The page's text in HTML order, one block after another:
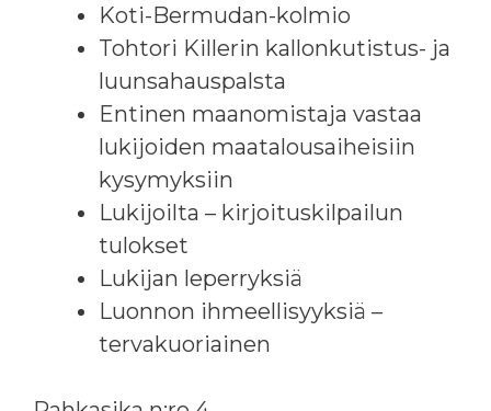
Koti-Bermudan-kolmio
Tohtori Killerin kallonkutistus- ja
luunsahauspalsta
Entinen maanomistaja vastaa
lukijoiden maatalousaiheisiin
kysymyksiin
Lukijoilta – kirjoituskilpailun
tulokset
Lukijan leperryksiä
Luonnon ihmeellisyyksiä –
tervakuoriainen